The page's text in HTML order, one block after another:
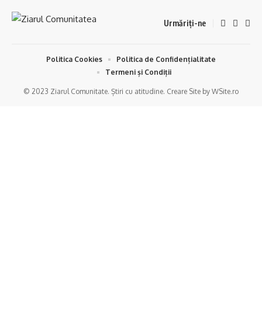
Urmăriți-ne
© 2023 Ziarul Comunitate. Știri cu atitudine. Creare Site by WSite.ro
Politica Cookies
Politica de Confidențialitate
Termeni și Condiții